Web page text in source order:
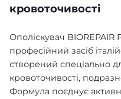
кровоточивості
Ополіскувач
професійний засіб
створений спеціально
кровоточивості,
Формула поєднує